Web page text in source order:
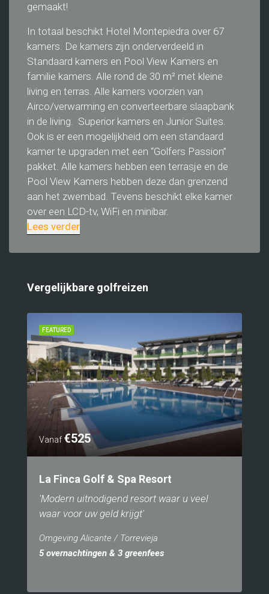
gemaakt!
In totaal beschikt Hotel Montepiedra over 67
kamers. De kamers zijn onderverdeeld in
Standaard kamers en Pool View Kamers en
familie kamers. Alle rond de 30 m² met kleine
living en terras. Alle kamers voorzien van
Airco/verwarming en converteerbare slaapbank
in de living. Superior kamers en Junior Suites.
Ook is er een mogelijkheid om een standaard
kamer te upgraden met een “Golfers Passion”
pakket. Alle kamers hebben een terrasje en de
Pool View Kamers hebben deze dan grenzend
aan het zwembad. Tevens beschikt elke kamer
over een LCD-tv, WiFi en minibar.
Lees verder
Vergelijkbare golfreizen
FEATURED
Vanaf€525
La Finca Golf & Spa Resort
'Modern uitnodigend resort waar u veel
waar voor uw geld krijgt'
Omgeving Alicante / Torrevieja
5 overnachtingen & 3 greenfees